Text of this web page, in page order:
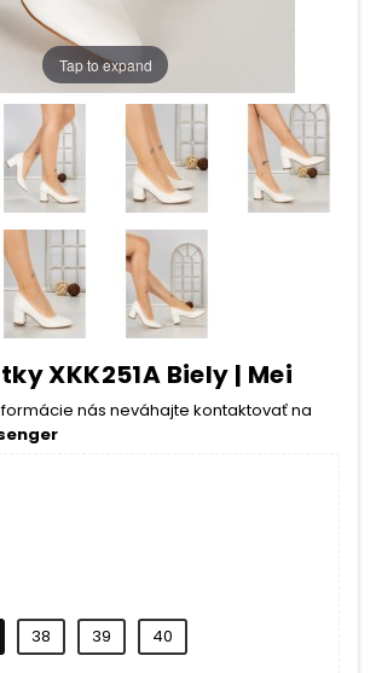
Tap to expand
XKK251A Biely | Mei
nás neváhajte kontaktovať na
38 39 40